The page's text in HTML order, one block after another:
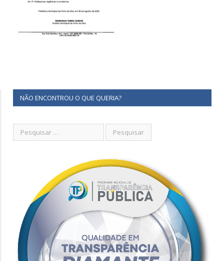
NÃO ENCONTROU O QUE QUERIA?